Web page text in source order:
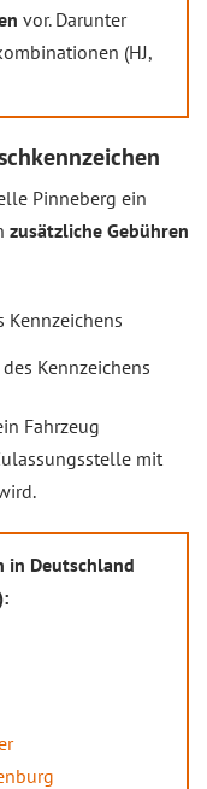
vor. Darunter
(HJ,
Pinneberg ein
zusätzliche Gebühren
Kennzeichens
Kennzeichens
Fahrzeug
mit
in Deutschland